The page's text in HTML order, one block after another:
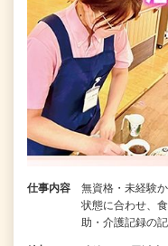
仕事内容
無資格・未経験
状態に合わせ、
助・介護記録の